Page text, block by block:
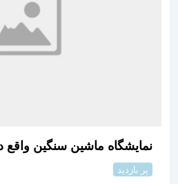
نمایشگاه ماشین سنگین واقع
پر بازدید